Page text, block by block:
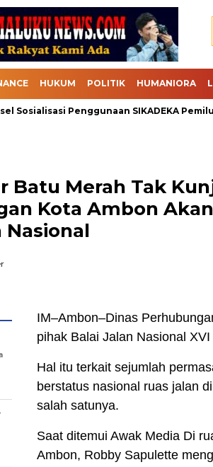
HUKUM POLITIK HUMANIORA
Penggunaan SIKADEKA Pemilu
Batu Merah Tak
Kota Ambon
Nasional
IM–Ambon–Dinas
pihak Balai Jalan Nasional XVI
Hal itu terkait sejumlah
berstatus nasional ruas jalan
salah satunya.
Saat ditemui Awak Media Di
Ambon, Robby Sapulette